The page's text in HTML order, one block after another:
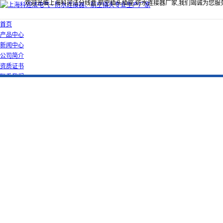
欢迎光临上海科迎法分线盒,航空插头插座,防水连接器厂家,我们竭诚为您服
首页
产品中心
新闻中心
公司简介
资质证书
联系我们